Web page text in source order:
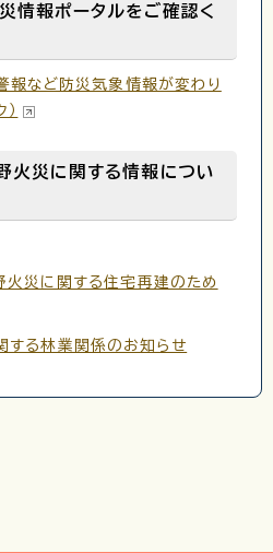
情報ポータルをご確認く
など防災気象情報が変わり
火災に関する情報につい
災に関する住宅再建のため
する林業関係のお知らせ